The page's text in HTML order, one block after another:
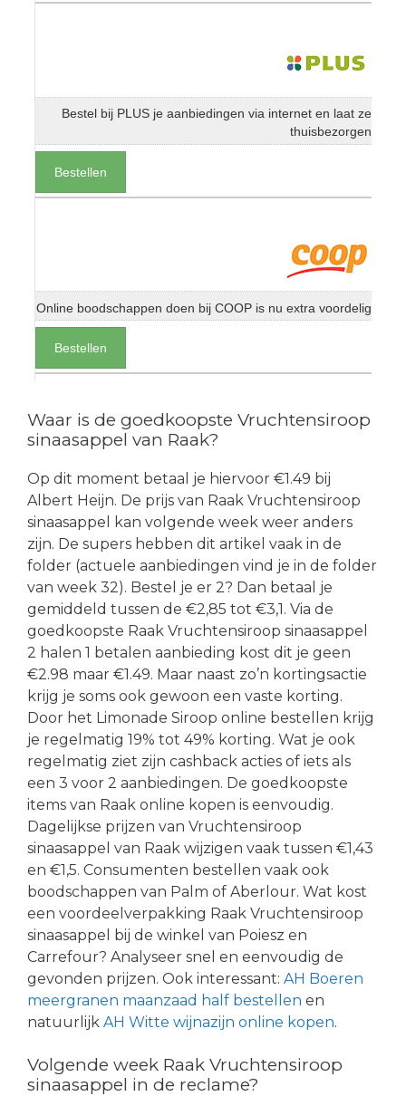
Bestel bij PLUS je aanbiedingen via internet en laat ze
thuisbezorgen
Bestellen
Online boodschappen doen bij COOP is nu extra voordelig
Bestellen
Waar is de goedkoopste Vruchtensiroop
sinaasappel van Raak?
Op dit moment betaal je hiervoor €1.49 bij
Albert Heijn. De prijs van Raak Vruchtensiroop
sinaasappel kan volgende week weer anders
zijn. De supers hebben dit artikel vaak in de
folder (actuele aanbiedingen vind je in de folder
van week 32). Bestel je er 2? Dan betaal je
gemiddeld tussen de €2,85 tot €3,1. Via de
goedkoopste Raak Vruchtensiroop sinaasappel
2 halen 1 betalen aanbieding kost dit je geen
€2.98 maar €1.49. Maar naast zo’n kortingsactie
krijg je soms ook gewoon een vaste korting.
Door het Limonade Siroop online bestellen krijg
je regelmatig 19% tot 49% korting. Wat je ook
regelmatig ziet zijn cashback acties of iets als
een 3 voor 2 aanbiedingen. De goedkoopste
items van Raak online kopen is eenvoudig.
Dagelijkse prijzen van Vruchtensiroop
sinaasappel van Raak wijzigen vaak tussen €1,43
en €1,5. Consumenten bestellen vaak ook
boodschappen van Palm of Aberlour. Wat kost
een voordeelverpakking Raak Vruchtensiroop
sinaasappel bij de winkel van Poiesz en
Carrefour? Analyseer snel en eenvoudig de
gevonden prijzen. Ook interessant: AH Boeren
meergranen maanzaad half bestellen en
natuurlijk AH Witte wijnazijn online kopen.
Volgende week Raak Vruchtensiroop
sinaasappel in de reclame?